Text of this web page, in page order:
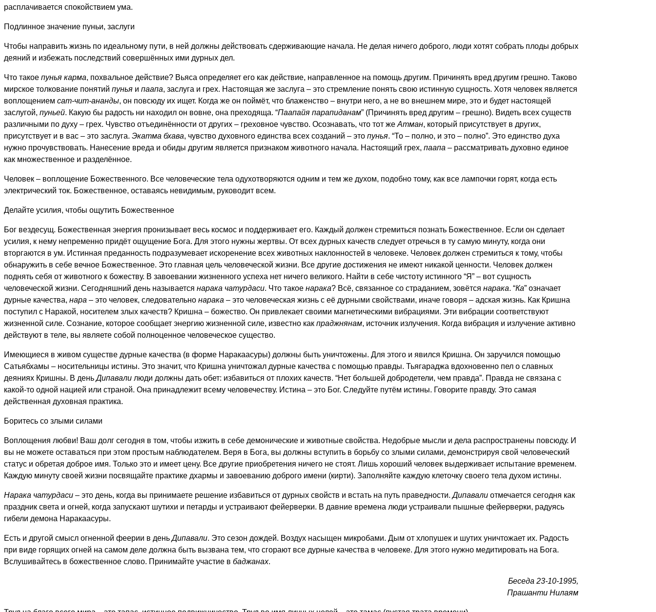
расплачивается спокойствием ума.
Подлинное значение пуньи, заслуги
Чтобы направить жизнь по идеальному пути, в ней должны действовать сдерживающие начала. Не делая ничего доброго, люди хотят собрать плоды добрых
деяний и избежать последствий совершённых ими дурных дел.
Что такое пунья карма, похвальное действие? Вьяса определяет его как действие, направленное на помощь другим. Причинять вред другим грешно. Таково
мирское толкование понятий пунья и паапа, заслуга и грех. Настоящая же заслуга – это стремление понять свою истинную сущность. Хотя человек является
воплощением сат-чит-ананды, он повсюду их ищет. Когда же он поймёт, что блаженство – внутри него, а не во внешнем мире, это и будет настоящей
заслугой, пуньей. Какую бы радость ни находил он вовне, она преходяща. “Паапайя парапиданам” (Причинять вред другим – грешно). Видеть всех существ
различными по духу – грех. Чувство отъединённости от других – греховное чувство. Осознавать, что тот же Атман, который присутствует в других,
присутствует и в вас – это заслуга. Экатма бхава, чувство духовного единства всех созданий – это пунья. “То – полно, и это – полно”. Это единство духа
нужно прочувствовать. Нанесение вреда и обиды другим является признаком животного начала. Настоящий грех, паапа – рассматривать духовно единое
как множественное и разделённое.
Человек – воплощение Божественного. Все человеческие тела одухотворяются одним и тем же духом, подобно тому, как все лампочки горят, когда есть
электрический ток. Божественное, оставаясь невидимым, руководит всем.
Делайте усилия, чтобы ощутить Божественное
Бог вездесущ. Божественная энергия пронизывает весь космос и поддерживает его. Каждый должен стремиться познать Божественное. Если он сделает
усилия, к нему непременно придёт ощущение Бога. Для этого нужны жертвы. От всех дурных качеств следует отречься в ту самую минуту, когда они
вторгаются в ум. Истинная преданность подразумевает искоренение всех животных наклонностей в человеке. Человек должен стремиться к тому, чтобы
обнаружить в себе вечное Божественное. Это главная цель человеческой жизни. Все другие достижения не имеют никакой ценности. Человек должен
поднять себя от животного к божеству. В завоевании жизненного успеха нет ничего великого. Найти в себе чистоту истинного “Я” – вот сущность
человеческой жизни. Сегодняшний день называется нарака чатурдаси. Что такое нарака? Всё, связанное со страданием, зовётся нарака. “Ка” означает
дурные качества, нара – это человек, следовательно нарака – это человеческая жизнь с её дурными свойствами, иначе говоря – адская жизнь. Как Кришна
поступил с Наракой, носителем злых качеств? Кришна – божество. Он привлекает своими магнетическими вибрациями. Эти вибрации соответствуют
жизненной силе. Сознание, которое сообщает энергию жизненной силе, известно как праджнянам, источник излучения. Когда вибрация и излучение активно
действуют в теле, вы являете собой полноценное человеческое существо.
Имеющиеся в живом существе дурные качества (в форме Наракаасуры) должны быть уничтожены. Для этого и явился Кришна. Он заручился помощью
Сатьябхамы – носительницы истины. Это значит, что Кришна уничтожал дурные качества с помощью правды. Тьягараджа вдохновенно пел о славных
деяниях Кришны. В деньДипавали люди должны дать обет: избавиться от плохих качеств. “Нет большей добродетели, чем правда”. Правда не связана с
какой-то одной нацией или страной. Она принадлежит всему человечеству. Истина – это Бог. Следуйте путём истины. Говорите правду. Это самая
действенная духовная практика.
Боритесь со злыми силами
Воплощения любви! Ваш долг сегодня в том, чтобы изжить в себе демонические и животные свойства. Недобрые мысли и дела распространены повсюду. И
вы не можете оставаться при этом простым наблюдателем. Веря в Бога, вы должны вступить в борьбу со злыми силами, демонстрируя свой человеческий
статус и обретая доброе имя. Только это и имеет цену. Все другие приобретения ничего не стоят. Лишь хороший человек выдерживает испытание временем.
Каждую минуту своей жизни посвящайте практике дхармы и завоеванию доброго имени (кирти). Заполняйте каждую клеточку своего тела духом истины.
Нарака чатурдаси – это день, когда вы принимаете решение избавиться от дурных свойств и встать на путь праведности.Дипавали отмечается сегодня как
праздник света и огней, когда запускают шутихи и петарды и устраивают фейерверки. В давние времена люди устраивали пышные фейерверки, радуясь
гибели демона Наракаасуры.
Есть и другой смысл огненной феерии в деньДипавали. Это сезон дождей. Воздух насыщен микробами. Дым от хлопушек и шутих уничтожает их. Радость
при виде горящих огней на самом деле должна быть вызвана тем, что сгорают все дурные качества в человеке. Для этого нужно медитировать на Бога.
Вслушивайтесь в божественное слово. Принимайте участие в баджанах.
Беседа 23-10-1995,
Прашанти Нилаям